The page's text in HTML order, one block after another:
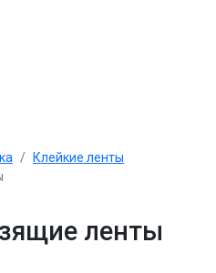
Клейкие ленты
ленты